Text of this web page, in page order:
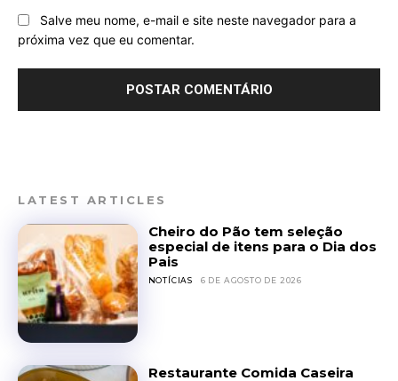
Salve meu nome, e-mail e site neste navegador para a
próxima vez que eu comentar.
LATEST ARTICLES
Cheiro do Pão tem seleção
especial de itens para o Dia dos
Pais
NOTÍCIAS 6 DE AGOSTO DE 2026
Restaurante Comida Caseira